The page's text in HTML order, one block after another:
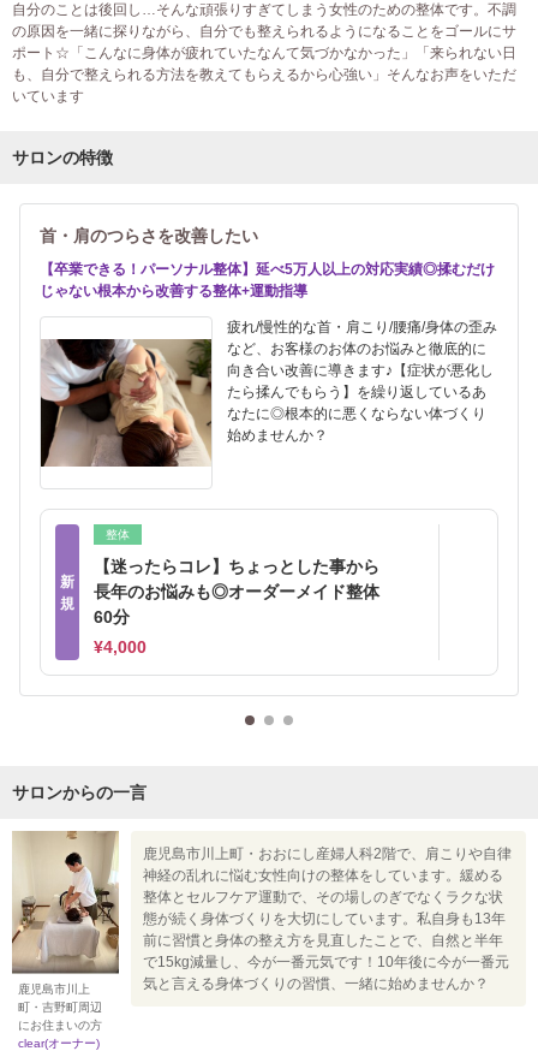
自分のことは後回し…そんな頑張りすぎてしまう女性のための整体です。不調
の原因を一緒に探りながら、自分でも整えられるようになることをゴールにサ
ポート☆「こんなに身体が疲れていたなんて気づかなかった」「来られない日
も、自分で整えられる方法を教えてもらえるから心強い」そんなお声をいただ
いています
サロンの特徴
首・肩のつらさを改善したい
【卒業できる！パーソナル整体】延べ5万人以上の対応実績◎揉むだけ
じゃない根本から改善する整体+運動指導
疲れ/慢性的な首・肩こり/腰痛/身体の歪み
など、お客様のお体のお悩みと徹底的に
向き合い改善に導きます♪【症状が悪化し
たら揉んでもらう】を繰り返しているあ
なたに◎根本的に悪くならない体づくり
始めませんか？
新
規
整体
【迷ったらコレ】ちょっとした事から
長年のお悩みも◎オーダーメイド整体
60分
¥4,000
サロンからの一言
鹿児島市川上
町・吉野町周辺
にお住まいの方
clear(オーナー)
鹿児島市川上町・おおにし産婦人科2階で、肩こりや自律
神経の乱れに悩む女性向けの整体をしています。緩める
整体とセルフケア運動で、その場しのぎでなくラクな状
態が続く身体づくりを大切にしています。私自身も13年
前に習慣と身体の整え方を見直したことで、自然と半年
で15kg減量し、今が一番元気です！10年後に今が一番元
気と言える身体づくりの習慣、一緒に始めませんか？